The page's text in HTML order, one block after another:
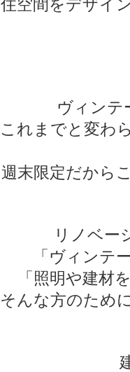
住空間をデザイ
ヴィンテ
これまでと変わ
週末限定だから
リノベー
「ヴィンテ
「照明や建材
そんな方のため